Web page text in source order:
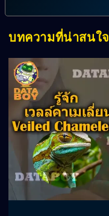
บทความที่น่าสนใจ